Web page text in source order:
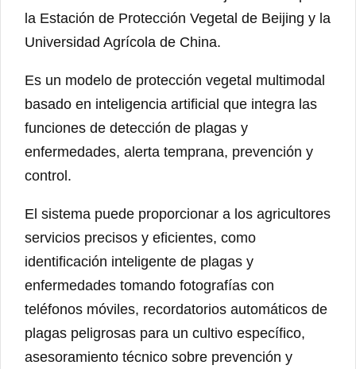
la Estación de Protección Vegetal de Beijing y la
Universidad Agrícola de China.
Es un modelo de protección vegetal multimodal
basado en inteligencia artificial que integra las
funciones de detección de plagas y
enfermedades, alerta temprana, prevención y
control.
El sistema puede proporcionar a los agricultores
servicios precisos y eficientes, como
identificación inteligente de plagas y
enfermedades tomando fotografías con
teléfonos móviles, recordatorios automáticos de
plagas peligrosas para un cultivo específico,
asesoramiento técnico sobre prevención y